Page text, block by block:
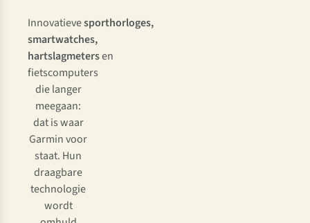
Innovatievesporthorloges,
smartwatches,
hartslagmetersen
fietscomputers
die langer
meegaan:
dat is waar
Garmin voor
staat. Hun
draagbare
technologie
wordt